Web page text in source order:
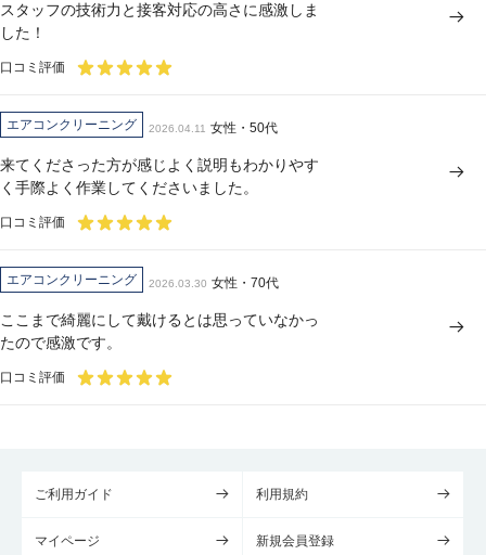
スタッフの技術力と接客対応の高さに感激しま
した！
口コミ評価
エアコンクリーニング 2026.04.11 女性・50代
来てくださった方が感じよく説明もわかりやす
く手際よく作業してくださいました。
口コミ評価
エアコンクリーニング 2026.03.30 女性・70代
ここまで綺麗にして戴けるとは思っていなかっ
たので感激です。
口コミ評価
ご利用ガイド 利用規約
マイページ 新規会員登録